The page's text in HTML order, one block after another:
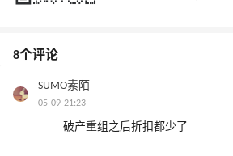
8个评论
SUMO素陌
05-09 21:23
破产重组之后折扣都少了